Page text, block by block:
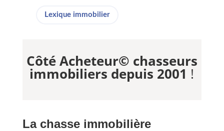
Lexique immobilier
Côté Acheteur© chasseurs
immobiliers depuis 2001 !
La chasse immobilière